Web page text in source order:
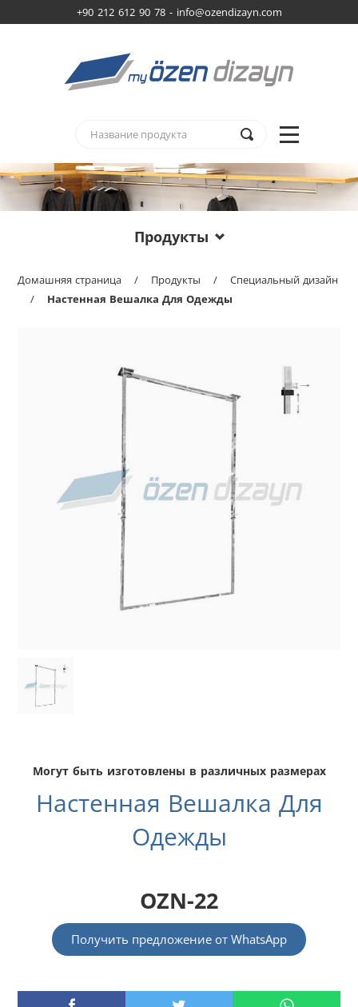
+90 212 612 90 78 - info@ozendizayn.com
Продукты
Домашняя страница / Продукты /
Специальный дизайн
/
Настенная Вешалка Для Одежды
Могут быть изготовлены в различных размерах
Настенная Вешалка Для
Одежды
OZN-22
Получить предложение от WhatsApp